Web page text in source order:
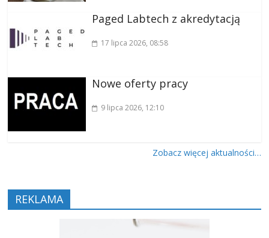
Paged Labtech z akredytacją
17 lipca 2026, 08:58
Nowe oferty pracy
9 lipca 2026, 12:10
Zobacz więcej aktualności…
REKLAMA